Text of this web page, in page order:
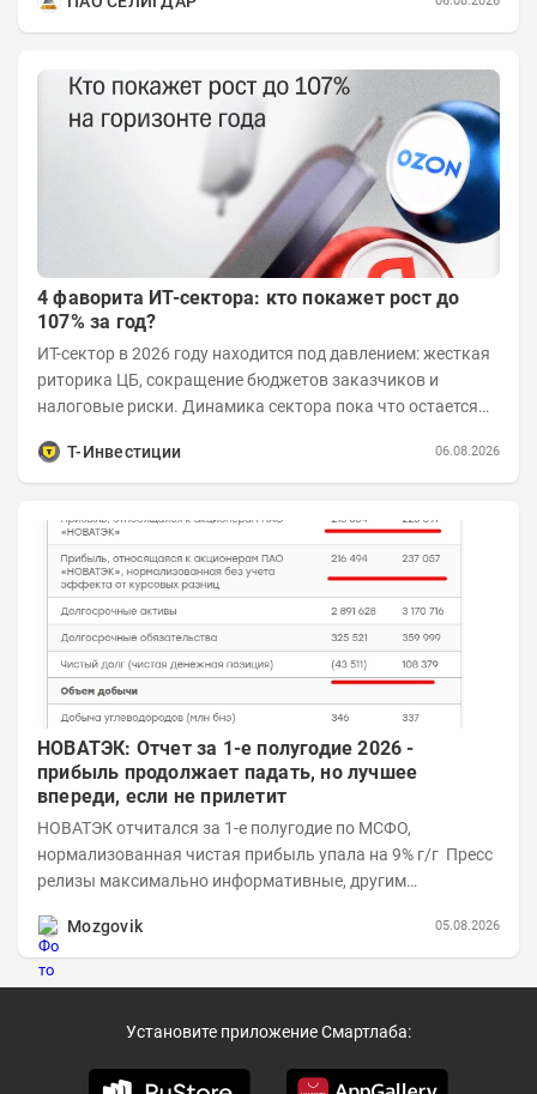
4 фаворита ИТ-сектора: кто покажет рост до
107% за год?
ИТ-сектор в 2026 году находится под давлением: жесткая
риторика ЦБ, сокращение бюджетов заказчиков и
налоговые риски. Динамика сектора пока что остается
Т-Инвестиции
06.08.2026
НОВАТЭК: Отчет за 1-е полугодие 2026 -
прибыль продолжает падать, но лучшее
впереди, если не прилетит
НОВАТЭК отчитался за 1-е полугодие по МСФО,
нормализованная чистая прибыль упала на 9% г/г Пресс
релизы максимально информативные, другим
Mozgovik
05.08.2026
Установите приложение Смартлаба: